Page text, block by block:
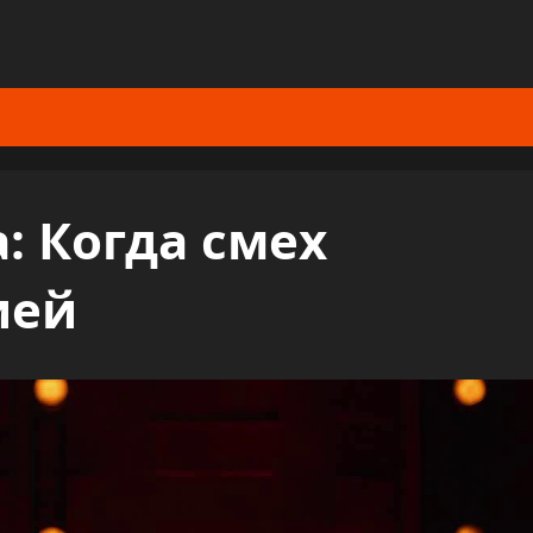
Когда смех